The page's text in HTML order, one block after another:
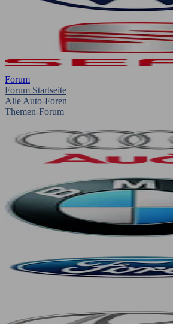
Forum
Forum Startseite
Alle Auto-Foren
Themen-Forum